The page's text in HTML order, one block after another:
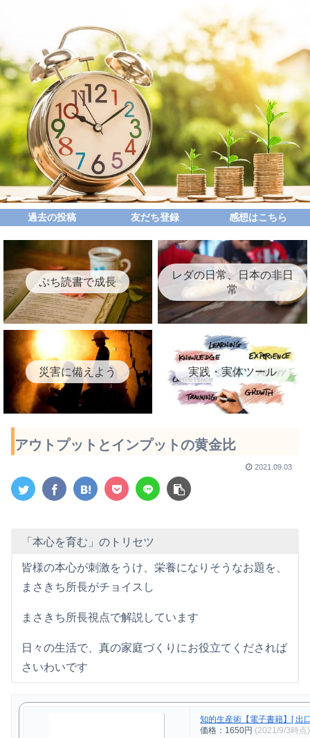
過去の投稿 友だち登録 感想はこちら
ぷち読書で成長
レダの日常、日本の非日
常
災害に備えよう 実践・実体ツール
アウトプットとインプットの黄金比
2021.09.03
「本心を育む」のトリセツ
皆様の本心が刺激をうけ、栄養になりそうなお題を、
まさきち所長がチョイスし
まさきち所長視点で解説しています
日々の生活で、真の家庭づくりにお役立てくだされば
さいわいです
知的生産術【電子書籍】[ 出
価格：1650円 (2021/9/3時点)